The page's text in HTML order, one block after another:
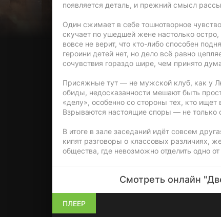
появляется деталь, и прежний смысл
Один сжимает в себе тошнотворное
скучает по ушедшей жене настолько
вовсе не верит, что кто-либо способен
героини детей нет, но дело всё равно
сочувствия гораздо шире, чем принято
Присяжные тут — не мужской клуб, как у
обиды, недосказанности мешают быть
«делу», особенно со стороны тех, кто
Взрываются настоящие споры — не только
В итоге в зале заседаний идёт совсем
кипят разговоры о классовых различиях,
общества, где невозможно отделить одно
Смотреть онлайн
ПЛЕЕР